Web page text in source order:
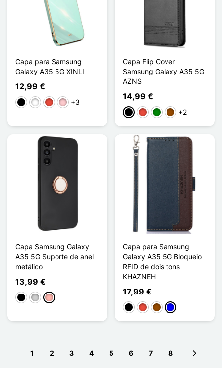
Capa para Samsung
Galaxy A35 5G XINLI
12,99 €
PretoBrancoVermelho
Rosa+3
Capa Flip Cover
Samsung Galaxy A35 5G
AZNS
14,99 €
PretoVermelho
VerdeCastanho
+2
Capa Samsung Galaxy
A35 5G Suporte de anel
metálico
13,99 €
PretoPrataOuro rosa
Capa para Samsung
Galaxy A35 5G Bloqueio
RFID de dois tons
KHAZNEH
17,99 €
PretoVermelho
Castanho
Azul
1 2 3 4 5 6 7 8